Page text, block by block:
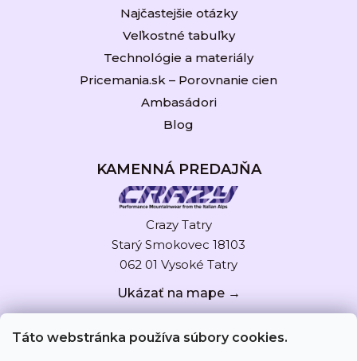
Táto webstránka používa súbory cookies.
Najčastejšie otázky
Veľkostné tabuľky
Technológie a materiály
Pricemania.sk – Porovnanie cien
Ambasádori
Blog
KAMENNÁ PREDAJŇA
Crazy Tatry
Starý Smokovec 18103
062 01 Vysoké Tatry
Ukázať na mape →